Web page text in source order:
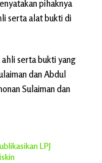
pihaknya
serta alat bukti di
ahli serta bukti yang
dan Abdul
Sulaiman dan
LPJ